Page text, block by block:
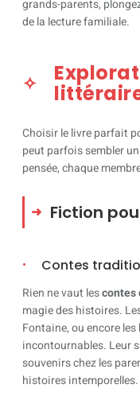
grands-parents,
de la lecture familiale.
Choisir le livre parfait
peut parfois sembler
pensée, chaque
Fiction
Contes
Rien ne vaut lescontes
magie des histoires.
Fontaine, ou encore
incontournables. Leur
souvenirs chez les
histoires intemporelles.